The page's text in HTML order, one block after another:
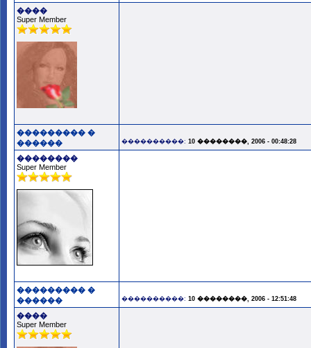
����
Super Member
��������� �
������
����������: 10 ��������, 2006 - 00:48:28
��������
Super Member
��������� �
������
����������: 10 ��������, 2006 - 12:51:48
����
Super Member